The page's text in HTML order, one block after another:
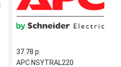
37.78 p.
APC·NSYTRAL220